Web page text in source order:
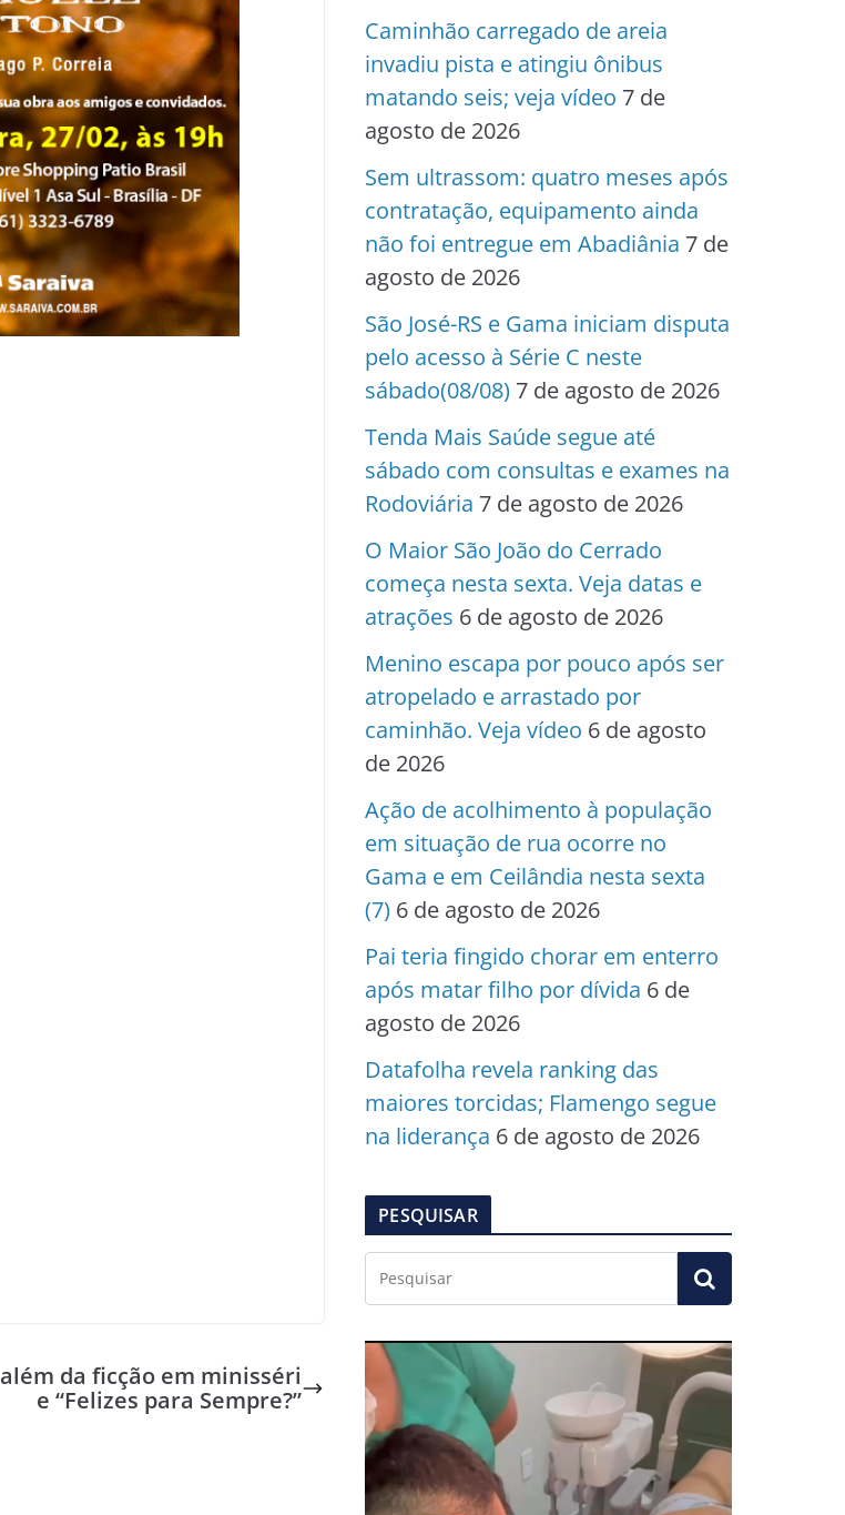
da ficção em minisséri
e “Felizes para Sempre?”
Caminhão carregado de areia
invadiu pista e atingiu ônibus
matando seis; veja vídeo 7 de
agosto de 2026
Sem ultrassom: quatro meses após
contratação, equipamento ainda
não foi entregue em Abadiânia 7 de
agosto de 2026
São José-RS e Gama iniciam disputa
pelo acesso à Série C neste
sábado(08/08) 7 de agosto de 2026
Tenda Mais Saúde segue até
sábado com consultas e exames na
Rodoviária 7 de agosto de 2026
O Maior São João do Cerrado
começa nesta sexta. Veja datas e
atrações 6 de agosto de 2026
Menino escapa por pouco após ser
atropelado e arrastado por
caminhão. Veja vídeo 6 de agosto
de 2026
Ação de acolhimento à população
em situação de rua ocorre no
Gama e em Ceilândia nesta sexta
(7) 6 de agosto de 2026
Pai teria fingido chorar em enterro
após matar filho por dívida 6 de
agosto de 2026
Datafolha revela ranking das
maiores torcidas; Flamengo segue
na liderança 6 de agosto de 2026
PESQUISAR